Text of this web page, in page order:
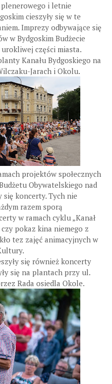
i letnie
cieszyły się w te
Imprezy odbywające się
w Bydgoskim Budżecie
części miasta.
Kanału Bydgoskiego na
Jarach i Okolu.
projektów społecznych
Obywatelskiego nad
się koncerty. Tych nie
razem sporą
w ramach cyklu „Kanał
pokaz kina niemego z
tez zajęć animacyjnych w
się również koncerty
się na plantach przy ul.
Rada osiedla Okole.